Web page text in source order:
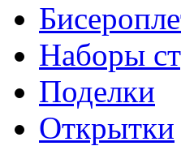
Наборы
Поделки
Открытки